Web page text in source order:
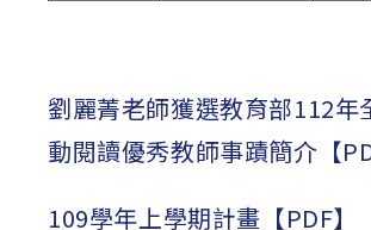
劉麗菁老師獲選教育部112年
動閱讀優秀教師事蹟簡介【
109學年上學期計畫【PDF】